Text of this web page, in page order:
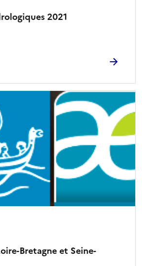
2021
Bretagne et Seine-